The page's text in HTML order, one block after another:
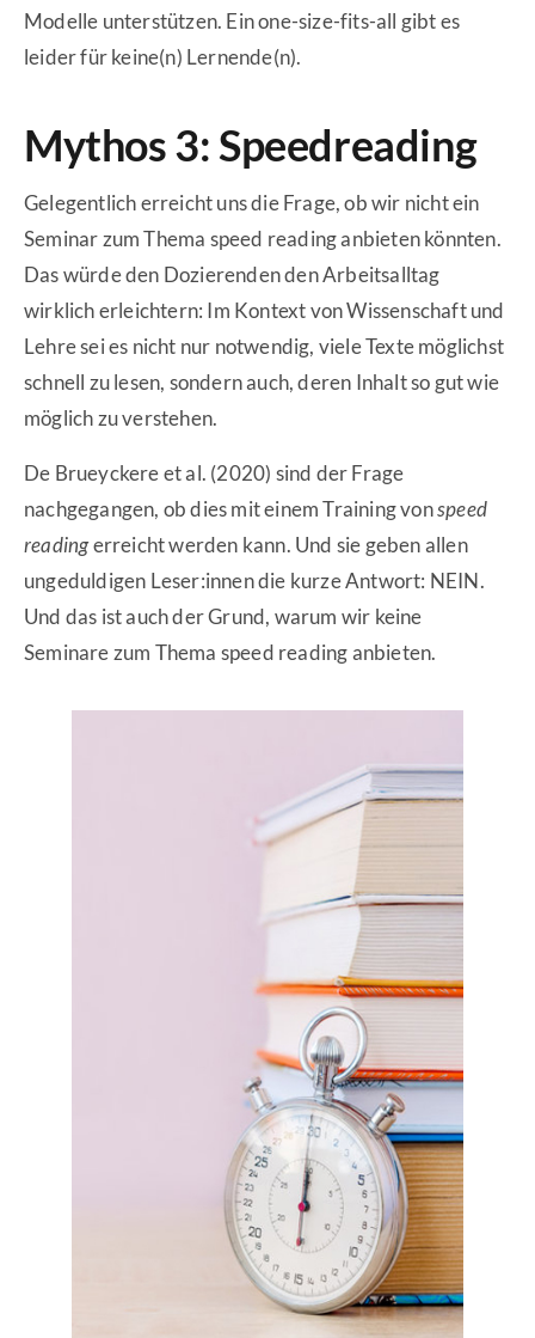
Modelle unterstützen. Ein one-size-fits-all gibt es
leider für keine(n) Lernende(n).
Mythos 3: Speedreading
Gelegentlich erreicht uns die Frage, ob wir nicht ein
Seminar zum Thema speed reading anbieten könnten.
Das würde den Dozierenden den Arbeitsalltag
wirklich erleichtern: Im Kontext von Wissenschaft und
Lehre sei es nicht nur notwendig, viele Texte möglichst
schnell zu lesen, sondern auch, deren Inhalt so gut wie
möglich zu verstehen.
De Brueyckere et al. (2020) sind der Frage
nachgegangen, ob dies mit einem Training vonspeed
readingerreicht werden kann. Und sie geben allen
ungeduldigen Leser:innen die kurze Antwort: NEIN.
Und das ist auch der Grund, warum wir keine
Seminare zum Thema speed reading anbieten.